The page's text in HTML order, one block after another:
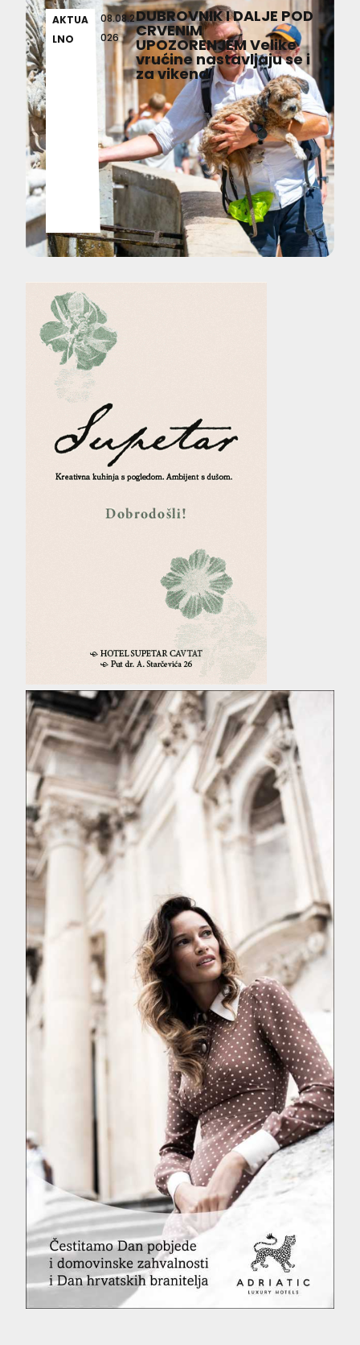
AKTUA
LNO
08.08.2
026
DUBROVNIK I DALJE POD
CRVENIM
UPOZORENJEM Velike
vrućine nastavljaju se i
za vikend